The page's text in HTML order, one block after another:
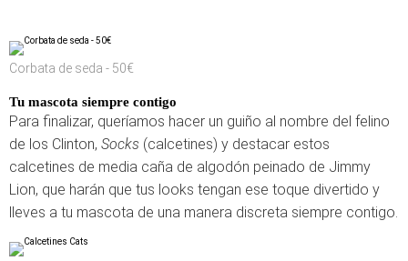
Corbata de seda - 50€
Tu mascota siempre contigo
Para finalizar, queríamos hacer un guiño al nombre del felino
de los Clinton, Socks (calcetines) y destacar estos
calcetines de media caña de algodón peinado de Jimmy
Lion, que harán que tus looks tengan ese toque divertido y
lleves a tu mascota de una manera discreta siempre contigo.